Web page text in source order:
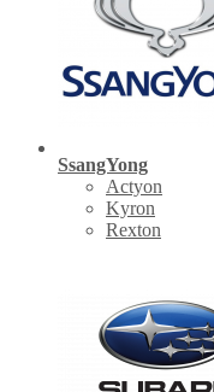
SsangYong
Actyon
Kyron
Rexton